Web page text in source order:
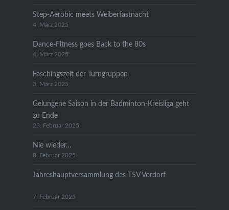
Step-Aerobic meets Weiberfastnacht
4. März 2025
Dance-Fitness goes Back to the 80s
4. März 2025
Faschingszeit der Turngruppen
3. März 2025
Gelungene Saison in der Badminton-Kreisliga geht
zu Ende
23. Februar 2025
Nie wieder…
8. Februar 2025
Jahreshauptversammlung des TSV Vordorf
7. Februar 2025